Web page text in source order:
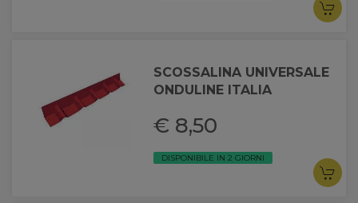
SCOSSALINA UNIVERSALE
ONDULINE ITALIA
€ 8,50
DISPONIBILE IN 2 GIORNI